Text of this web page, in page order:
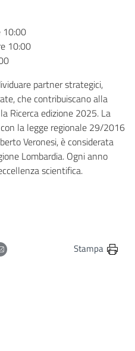
10:00
10:00
partner strategici,
che contribuiscano alla
Ricerca edizione 2025. La
la legge regionale 29/2016
Veronesi, è considerata
Lombardia. Ogni anno
scientifica.
pagina su Facebook
questa pagina su Twitter
questa pagina su Linkedin
Condividi questa pagina via
Stampa